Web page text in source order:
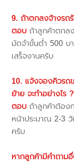
9. ถ้าตกลงจ้างรถ
ตอบ ถ้าลูกค้าตกล
มัดจำขั้นต่ำ 500 บ
เสร็จงานครับ
10. แจ้งจองคิวรถ
ย้าย จะทำอย่างไร ?
ตอบ ถ้าลูกค้าต้อง
หน้าประมาณ 2-3 วั
ครับ
หากลูกค้ามีคำถาม